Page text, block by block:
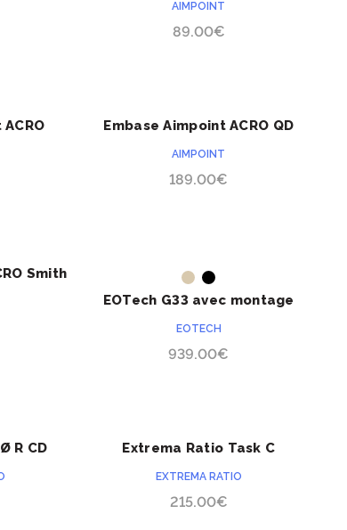
AIMPOINT
89.00€
ACHETER
Embase Aimpoint ACRO QD
AIMPOINT
189.00€
Smith
ACHETER
EOTech G33 avec montage
EOTECH
939.00€
R CD ACHETER
Extrema Ratio Task C
EXTREMA RATIO
215.00€